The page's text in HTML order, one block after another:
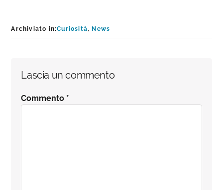
Archiviato in:Curiosità, News
Interazioni
del
Lascia un commento
Commento *